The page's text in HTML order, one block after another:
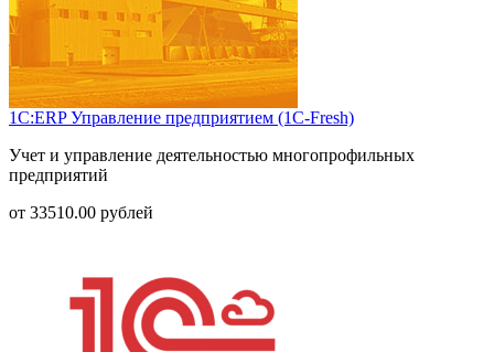
1С:ERP Управление предприятием (1С-Fresh)
Учет и управление деятельностью многопрофильных
предприятий
от 33510.00 рублей